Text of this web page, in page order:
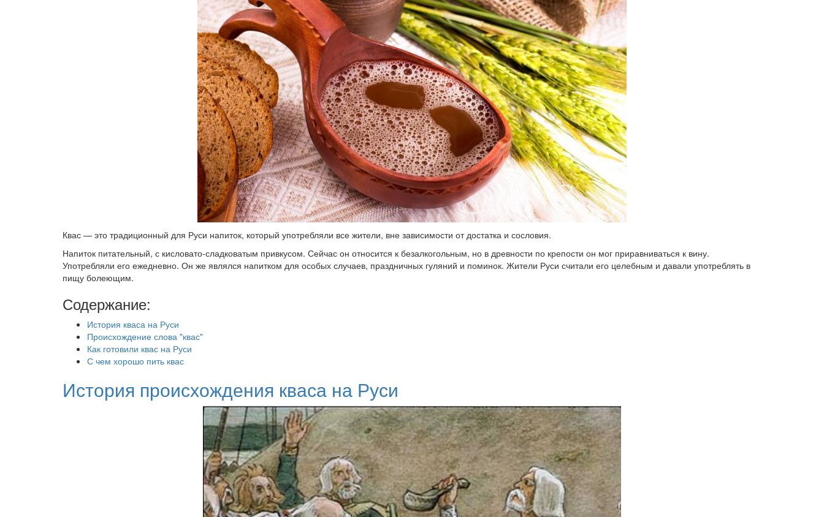
Квас — это традиционный для Руси напиток, который употребляли все жители, вне зависимости от достатка и сословия.
Напиток питательный, с кисловато-сладковатым привкусом. Сейчас он относится к безалкогольным, но в древности по крепости он мог приравниваться к вину.
Употребляли его ежедневно. Он же являлся напитком для особых случаев, праздничных гуляний и поминок. Жители Руси считали его целебным и давали употреблять в
пищу болеющим.
Содержание:
История кваса на Руси
Происхождение слова "квас"
Как готовили квас на Руси
С чем хорошо пить квас
История происхождения кваса на Руси